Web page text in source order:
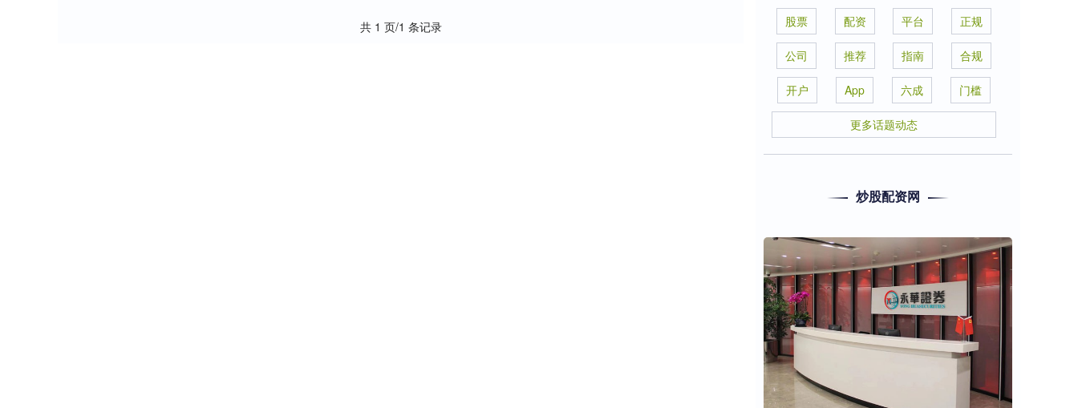
共 1 页/1 条记录 股票 配资 平台 正规
公司 推荐 指南 合规
开户 App 六成 门槛
更多话题动态
炒股配资网